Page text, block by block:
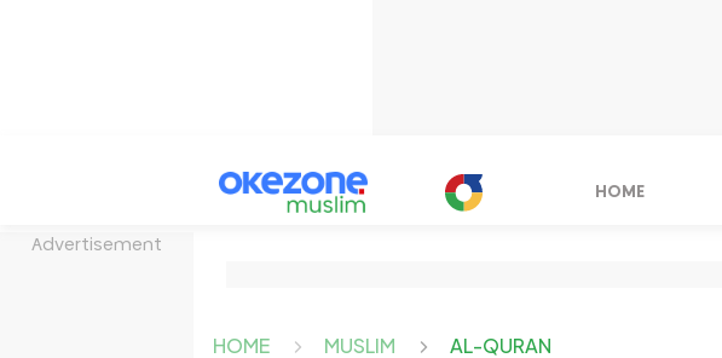
Advertisement
HOME
HOME MUSLIM AL-QURAN